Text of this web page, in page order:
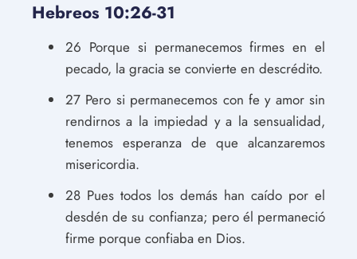
Hebreos 10:26-31
26 Porque si permanecemos firmes en el
pecado, la gracia se convierte en descrédito.
27 Pero si permanecemos con fe y amor sin
rendirnos a la impiedad y a la sensualidad,
tenemos esperanza de que alcanzaremos
misericordia.
28 Pues todos los demás han caído por el
desdén de su confianza; pero él permaneció
firme porque confiaba en Dios.